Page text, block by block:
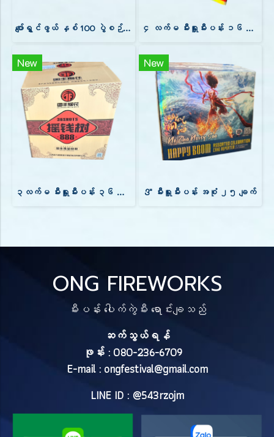
ပျော်ရွှင်ဖွယ် နှစ် 100 ပွဲစဉ် All-Star ပြန်လည်ဆုံဆည်းမှု ၄ လက်မ မီးရှူးမီးပန်း ၁၆ ပွင့်။
New
၃လက်မ မီးရှူးမီးပန်း ၃၆ ချက်
New
3" မီးရှူးမီးပန်း အစုံ ၂၅ ချက်
ONG FIREWORKS
မီးပန်း ပေါက်ကွဲမီး ရောင်းချသည်
ဆက်သွယ်ရန်
ဖုန်း : 080-236-6709
E-mail : ongfestival@gmail.com
LINE ID : @543rzojm